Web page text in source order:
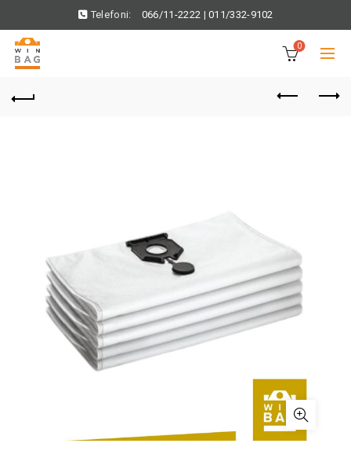
Telefoni: 066/11-2222 |011/332-9102
0